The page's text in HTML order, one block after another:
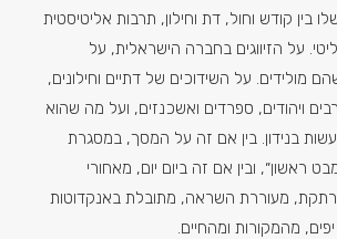
בין קודש וחול, דת וחילון, תרבות אליטיסטית
על הזיווגים בחברה הישראלית, על
מולידים. על השידוכים של דתיים וחילונים,
ויהודים, ספרדים ואשכנזים, ועל מה שהוא
בנידון. בין אם זה על המסך, במסגרת
ראשון״, ובין אם זה ביום יום, מאחורי
מעוררת השראה, מתובלת באנקדוטות
מהמקורות ומהחיים.